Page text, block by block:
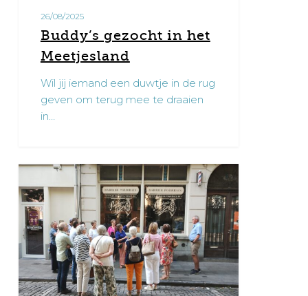
26/08/2025
Buddy’s gezocht in het
Meetjesland
Wil jij iemand een duwtje in de rug
geven om terug mee te draaien
in…
Op
stap
met
onze
vrijwilligers
1